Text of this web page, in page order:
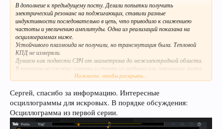
В дополнеие к предыдущему посту. Делали попытки получить
электрический резонанс на поджигающих, ставили разные
индуктивности последовательно в цепь, что приводило к снижениею
частоты и увеличению амплитуды. Одна из реализаций показана на
осциллограммах ниже.
Устойчивого плазмоида не получили, но трансмутация была. Тепловой
КПД не измеряли.
Думаем как подвести СВЧ от магнетрона до межэлектродной области.
В принципе не сложно согнуть и спаять из медного или латунного листа
коаксиально-волноводный переход чтобы подать мощу уже по
коаксиальному кабелю. Обычный штырь в область меж электродами.
Нажмите, чтобы раскрыть...
Сергей, спасибо за информацию. Интересные
осциллограммы для искровых. В порядке обсуждения:
Осциллограмма из первой серии.